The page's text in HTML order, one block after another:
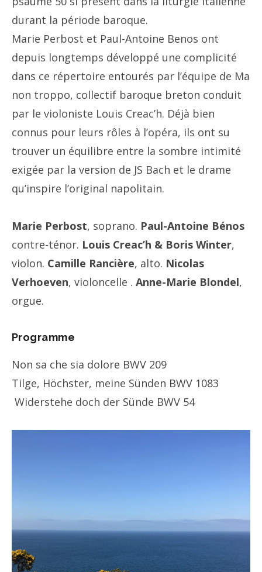
durant la période baroque.
Marie Perbost et Paul-Antoine Benos ont
depuis longtemps développé une complicité
dans ce répertoire entourés par l’équipe de Ma
non troppo, collectif baroque breton conduit
par le violoniste Louis Creac’h. Déjà bien
connus pour leurs rôles à l’opéra, ils ont su
trouver un équilibre entre la sombre intimité
exigée par la version de JS Bach et le drame
qu’inspire l’original napolitain.
Marie Perbost, soprano. Paul-Antoine Bénos
contre-ténor. Louis Creac’h & Boris Winter,
violon. Camille Rancière, alto. Nicolas
Verhoeven, violoncelle . Anne-Marie Blondel,
orgue.
Programme
Non sa che sia dolore BWV 209
Tilge, Höchster, meine Sünden BWV 1083
Widerstehe doch der Sünde BWV 54